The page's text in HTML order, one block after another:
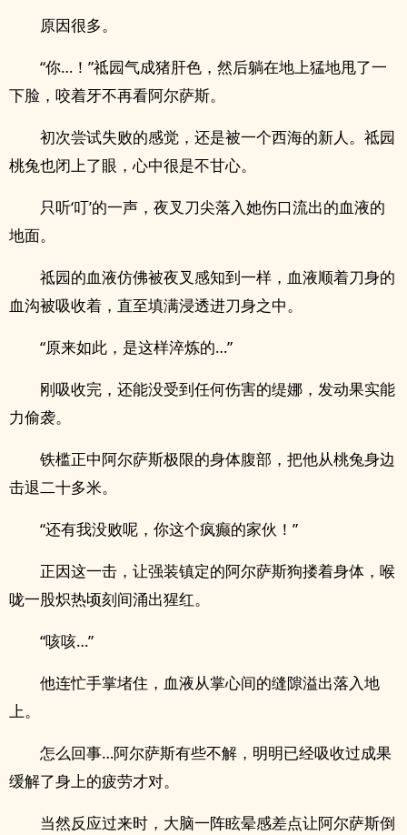
原因很多。
“你…！”祗园气成猪肝色，然后躺在地上猛地甩了一
下脸，咬着牙不再看阿尔萨斯。
初次尝试失败的感觉，还是被一个西海的新人。祗园
桃兔也闭上了眼，心中很是不甘心。
只听‘叮’的一声，夜叉刀尖落入她伤口流出的血液的
地面。
祗园的血液仿佛被夜叉感知到一样，血液顺着刀身的
血沟被吸收着，直至填满浸透进刀身之中。
“原来如此，是这样淬炼的…”
刚吸收完，还能没受到任何伤害的缇娜，发动果实能
力偷袭。
铁槛正中阿尔萨斯极限的身体腹部，把他从桃兔身边
击退二十多米。
“还有我没败呢，你这个疯癫的家伙！”
正因这一击，让强装镇定的阿尔萨斯狗搂着身体，喉
咙一股炽热顷刻间涌出猩红。
“咳咳…”
他连忙手掌堵住，血液从掌心间的缝隙溢出落入地
上。
怎么回事…阿尔萨斯有些不解，明明已经吸收过成果
缓解了身上的疲劳才对。
当然反应过来时，大脑一阵眩晕感差点让阿尔萨斯倒